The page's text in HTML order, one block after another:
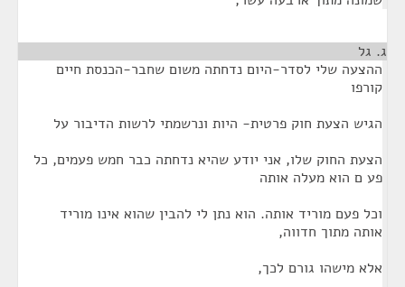
ג. גל
ההצעה שלי לסדר-היום נדחתה משום שחבר-הכנסת חיים
קורפו
הגיש הצעת חוק פרטית- היות ונרשמתי לרשות הדיבור על
הצעת החוק שלו, אני יודע שהיא נדחתה כבר חמש פעמים, כל
פע ם הוא מעלה אותה
וכל פעם מוריד אותה. הוא נתן לי להבין שהוא אינו מוריד
אותה מתוך חדווה,
אלא מישהו גורם לכך,